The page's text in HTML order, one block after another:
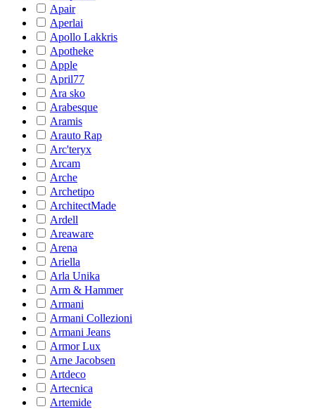
Apair
Aperlai
Apollo Lakkris
Apotheke
Apple
April77
Ara sko
Arabesque
Aramis
Arauto Rap
Arc'teryx
Arcam
Arche
Archetipo
ArchitectMade
Ardell
Areaware
Arena
Ariella
Arla Unika
Arm & Hammer
Armani
Armani Collezioni
Armani Jeans
Armor Lux
Arne Jacobsen
Artdeco
Artecnica
Artemide